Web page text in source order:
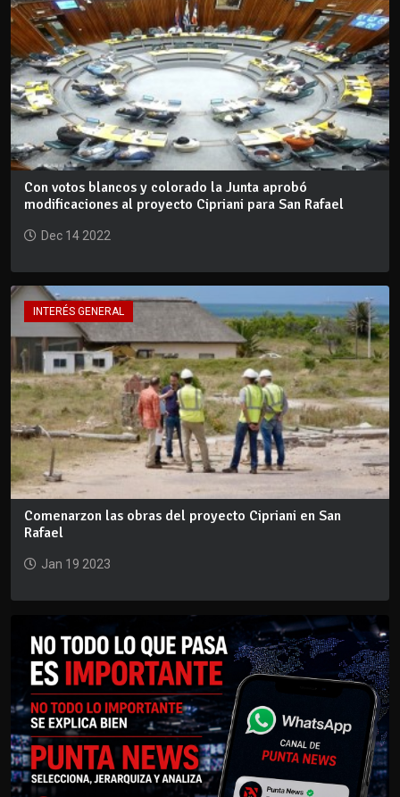
Con votos blancos y colorado la Junta aprobó
modificaciones al proyecto Cipriani para San Rafael
Dec 14 2022
INTERÉS GENERAL
Comenarzon las obras del proyecto Cipriani en San
Rafael
Jan 19 2023